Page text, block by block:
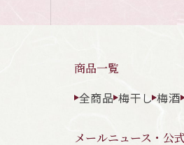
商品一覧
全商品 梅干し 梅酒
メールニュース・公